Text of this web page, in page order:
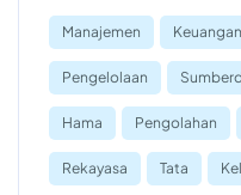
Manajemen Keuangan
Pengelolaan
Hama Pengolahan
Rekayasa Tata